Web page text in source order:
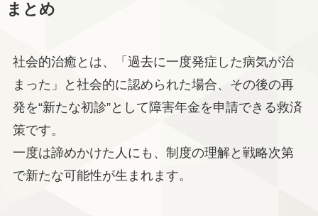
まとめ
社会的治癒とは、「過去に一度発症した病気が治
まった」と社会的に認められた場合、その後の再
発を“新たな初診”として障害年金を申請できる救済
策です。
一度は諦めかけた人にも、制度の理解と戦略次第
で新たな可能性が生まれます。